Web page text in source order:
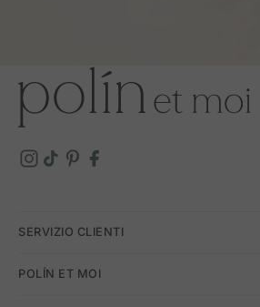
SERVIZIO CLIENTI
POLÍN ET MOI